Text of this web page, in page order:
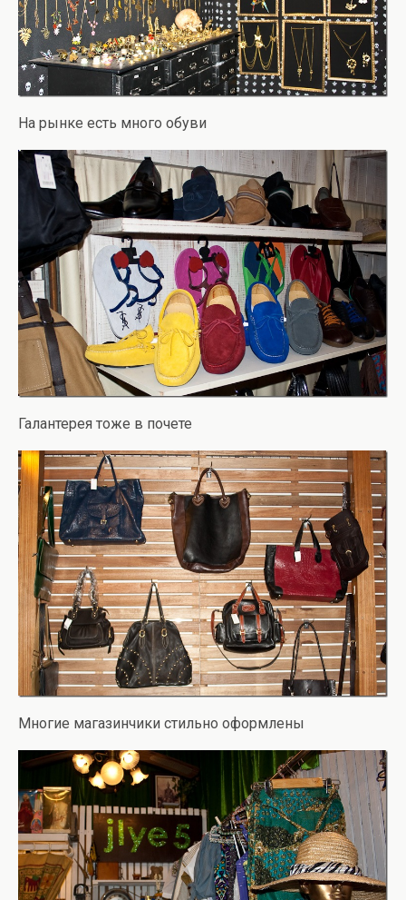
На рынке есть много обуви
Галантерея тоже в почете
Многие магазинчики стильно оформлены